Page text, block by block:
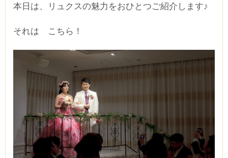
本日は、リュクスの魅力をおひとつご紹介します♪
それは こちら！